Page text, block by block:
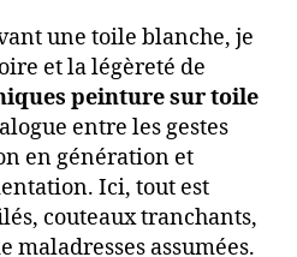
une toile blanche, je
et la légèreté de
peinture sur toile
entre les gestes
en génération et
Ici, tout est
couteaux tranchants,
maladresses assumées.